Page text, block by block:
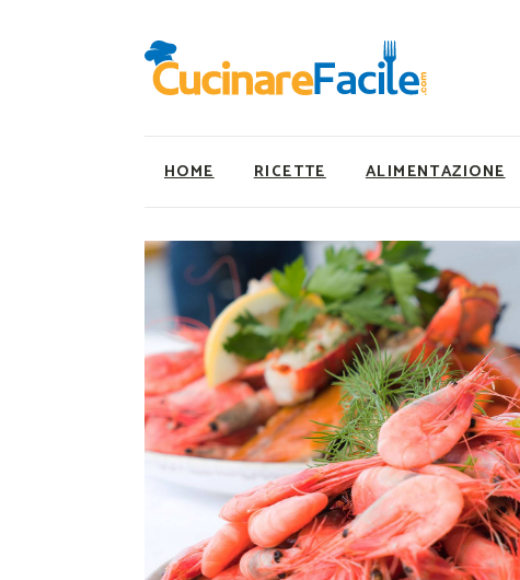
HOME RICETTE
Ricette Facili e Veloci
Ricette Primi Piatti
Ricette Antipasti
Ricette Dolci
Ricette Carne
Ricette Secondi
Ricette Pizze e Rustici
Ricette Contorni
Ricette Piatti unici
Ricette Pesce
ALIMENTAZIONE
Utility
Super Alimenti
Nutrizionista a tavola
Ricette Vegetariane
Ricette Vegane
Rumors